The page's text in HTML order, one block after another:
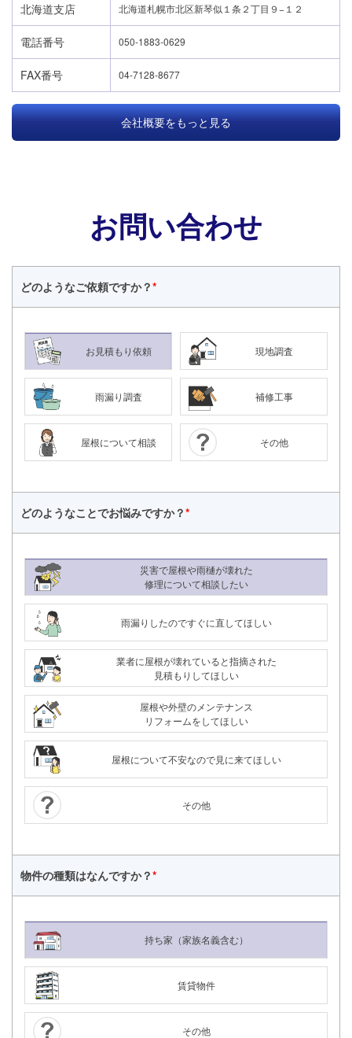
050-1883-0629
北海道支店 北海道札幌市北区新琴似１条２丁目９−１２
電話番号 050-1883-0629
FAX番号 04-7128-8677
会社概要をもっと見る
お問い合わせ
どのようなご依頼ですか？*
お見積もり依頼 現地調査
雨漏り調査 補修工事
屋根について相談 その他
どのようなことでお悩みですか？*
災害で屋根や雨樋が壊れた
修理について相談したい
雨漏りしたのですぐに直してほしい
業者に屋根が壊れていると指摘された
見積もりしてほしい
屋根や外壁のメンテナンス
リフォームをしてほしい
屋根について不安なので見に来てほしい
その他
物件の種類はなんですか？*
持ち家（家族名義含む）
賃貸物件
その他